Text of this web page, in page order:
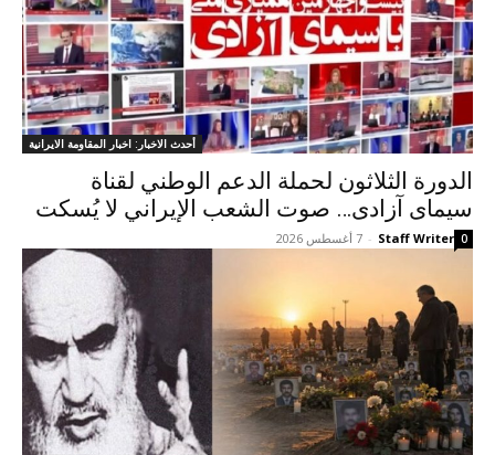
أحدث الاخبار: اخبار المقاومة الايرانية
الدورة الثلاثون لحملة الدعم الوطني لقناة
سیمای آزادی… صوت الشعب الإيراني لا يُسكت
Staff Writer
- 7 أغسطس 2026 0